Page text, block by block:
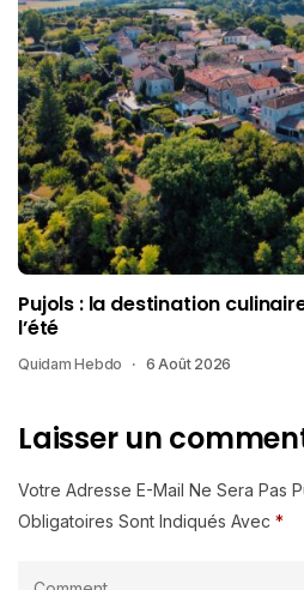
Pujols : la destination
l’été
Quidam Hebdo 6 Août 2026
Laisser un
Votre Adresse E-Mail Ne Sera Pas
Obligatoires Sont Indiqués Avec *